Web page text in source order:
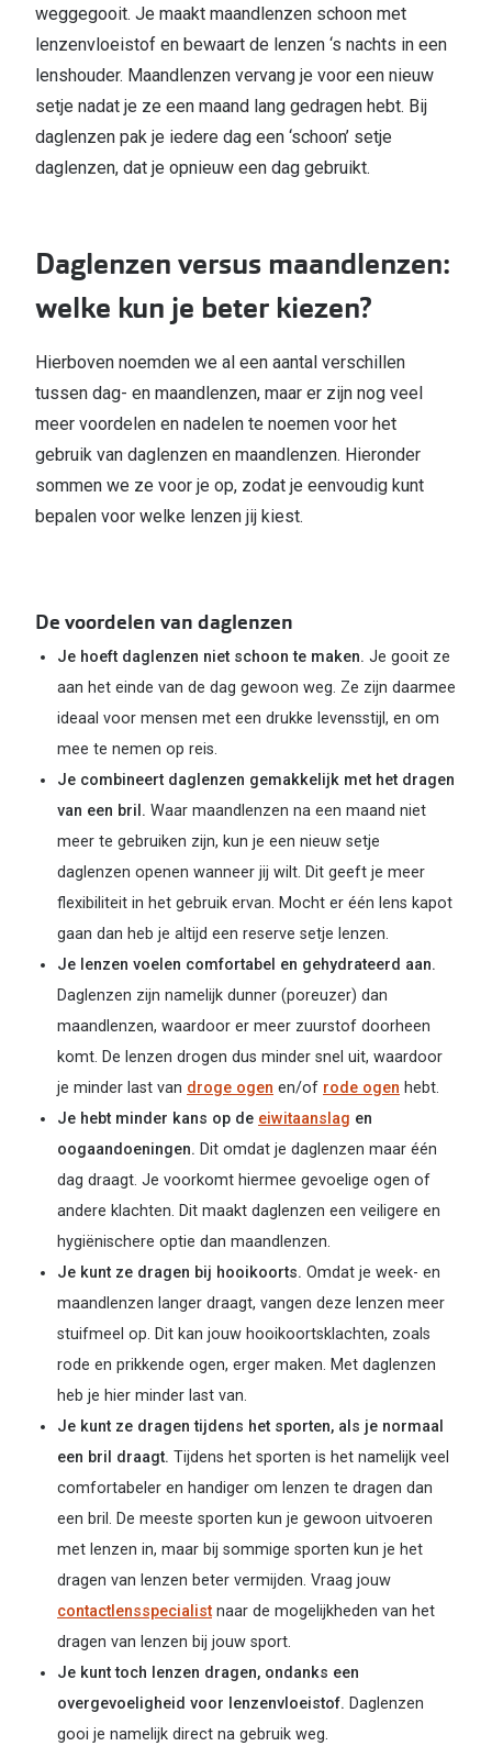
Brillentrends
Zorgvergoeding brillen
Meekleurende glazen
Nachtbril
weggegooit. Je maakt maandlenzen schoon met
lenzenvloeistof en bewaart de lenzen ‘s nachts in een
lenshouder. Maandlenzen vervang je voor een nieuw
setje nadat je ze een maand lang gedragen hebt. Bij
daglenzen pak je iedere dag een ‘schoon’ setje
daglenzen, dat je opnieuw een dag gebruikt.
Daglenzen versus maandlenzen:
welke kun je beter kiezen?
Hierboven noemden we al een aantal verschillen
tussen dag- en maandlenzen, maar er zijn nog veel
meer voordelen en nadelen te noemen voor het
gebruik van daglenzen en maandlenzen. Hieronder
sommen we ze voor je op, zodat je eenvoudig kunt
bepalen voor welke lenzen jij kiest.
De voordelen van daglenzen
Je hoeft daglenzen niet schoon te maken. Je gooit ze
aan het einde van de dag gewoon weg. Ze zijn daarmee
ideaal voor mensen met een drukke levensstijl, en om
mee te nemen op reis.
Je combineert daglenzen gemakkelijk met het dragen
van een bril. Waar maandlenzen na een maand niet
meer te gebruiken zijn, kun je een nieuw setje
daglenzen openen wanneer jij wilt. Dit geeft je meer
flexibiliteit in het gebruik ervan. Mocht er één lens kapot
gaan dan heb je altijd een reserve setje lenzen.
Je lenzen voelen comfortabel en gehydrateerd aan.
Daglenzen zijn namelijk dunner (poreuzer) dan
maandlenzen, waardoor er meer zuurstof doorheen
komt. De lenzen drogen dus minder snel uit, waardoor
je minder last van droge ogen en/of rode ogen hebt.
Je hebt minder kans op de eiwitaanslag en
oogaandoeningen. Dit omdat je daglenzen maar één
dag draagt. Je voorkomt hiermee gevoelige ogen of
andere klachten. Dit maakt daglenzen een veiligere en
hygiënischere optie dan maandlenzen.
Je kunt ze dragen bij hooikoorts. Omdat je week- en
maandlenzen langer draagt, vangen deze lenzen meer
stuifmeel op. Dit kan jouw hooikoortsklachten, zoals
rode en prikkende ogen, erger maken. Met daglenzen
heb je hier minder last van.
Je kunt ze dragen tijdens het sporten, als je normaal
een bril draagt. Tijdens het sporten is het namelijk veel
comfortabeler en handiger om lenzen te dragen dan
een bril. De meeste sporten kun je gewoon uitvoeren
met lenzen in, maar bij sommige sporten kun je het
dragen van lenzen beter vermijden. Vraag jouw
contactlensspecialist naar de mogelijkheden van het
dragen van lenzen bij jouw sport.
Je kunt toch lenzen dragen, ondanks een
overgevoeligheid voor lenzenvloeistof. Daglenzen
gooi je namelijk direct na gebruik weg.